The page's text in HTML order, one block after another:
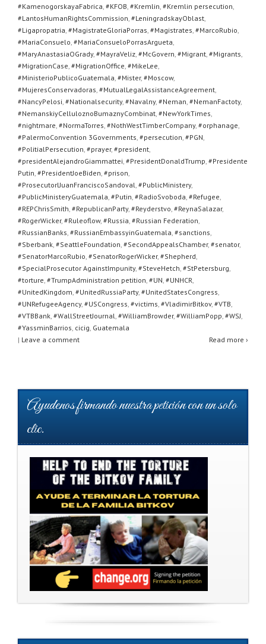
#KamenogorskayaFabrica, #KFOB, #Kremlin, #Kremlin persecution,
#LantosHumanRightsCommission, #LeningradskayOblast,
#Ligapropatria, #MagistrateGloriaPorras, #Magistrates, #MarcoRubio,
#MariaConsuelo, #MariaConsueloPorrasArgueta,
#MaryAnastasiaOGrady, #MayraVeliz, #McGovern, #Migrant, #Migrants,
#MigrationCase, #MigrationOffice, #MikeLee,
#MinisterioPublicoGuatemala, #Mister, #Moscow,
#MujeresConservadoras, #MutualLegalAssistanceAgreement,
#NancyPelosi, #Nationalsecurity, #Navalny, #Neman, #NemanFactoty,
#NemanskiyCelluloznoBumaznyCombinat, #NewYorkTimes,
#nightmare, #NormaTorres, #NothWestTimberCompany, #orphanage,
#PalermoConvention 3Governments, #persecution, #PGN,
#PolitialPersecution, #prayer, #president,
#presidentAlejandroGiammattei, #PresidentDonaldTrump, #Presidente
Putin, #PresidentJoeBiden, #prison,
#ProsecutorlJuanFranciscoSandoval, #PublicMinistery,
#PublicMinisteryGuatemala, #Putin, #RadioSvoboda, #Refugee,
#REPChrisSmith, #RepublicanParty, #Reyderstvo, #ReynaSalazar,
#RogerWicker, #Ruleoflow, #Russia, #Russian Federation,
#RussianBanks, #RussianEmbassyinGuatemala, #sanctions,
#Sberbank, #SeattleFoundation, #SecondAppealsChamber, #senator,
#SenatorMarcoRubio, #SenatorRogerWicker, #Shepherd,
#SpecialProsecutor AgainstImpunity, #SteveHetch, #StPetersburg,
#torture, #TrumpAdministration petition, #UN, #UNHCR,
#UnitedKingdom, #UnitedRussiaParty, #UnitedStatesCongress,
#UNRefugeeAgency, #USCongress, #victims, #VladimirBitkov, #VTB,
#VTBBank, #WallStreetJournal, #WilliamBrowder, #WilliamPopp, #WSJ,
#YassminBarrios, cicig, Guatemala
| Leave a comment Read more ›
Ayudenos firmando nuestra petición con un solo
clic.